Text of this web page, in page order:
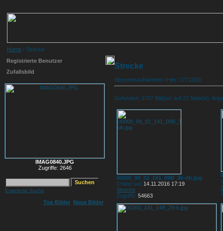
Home / Strecke
Registrierte Benutzer
Zufallsbild
IMAG0840.JPG
Zugriffe: 2646
Erweiterte Suche
Top Bilder Neue Bilder
Strecke
Streckenaufnahmen (Hits: 1771250)
Gefunden: 1707 Bild(er) auf 27 Seite(n).
00000_99_02_141_09B_36-db.jpg
Online seit 14.11.2016 17:19
Strecke
Zugriffe: 54663